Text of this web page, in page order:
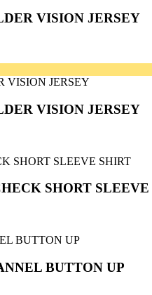
VISION JERSEY
VISION JERSEY
SHORT
BUTTON UP